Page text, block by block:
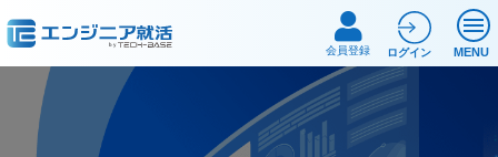
MENU
会員登録 ログイン